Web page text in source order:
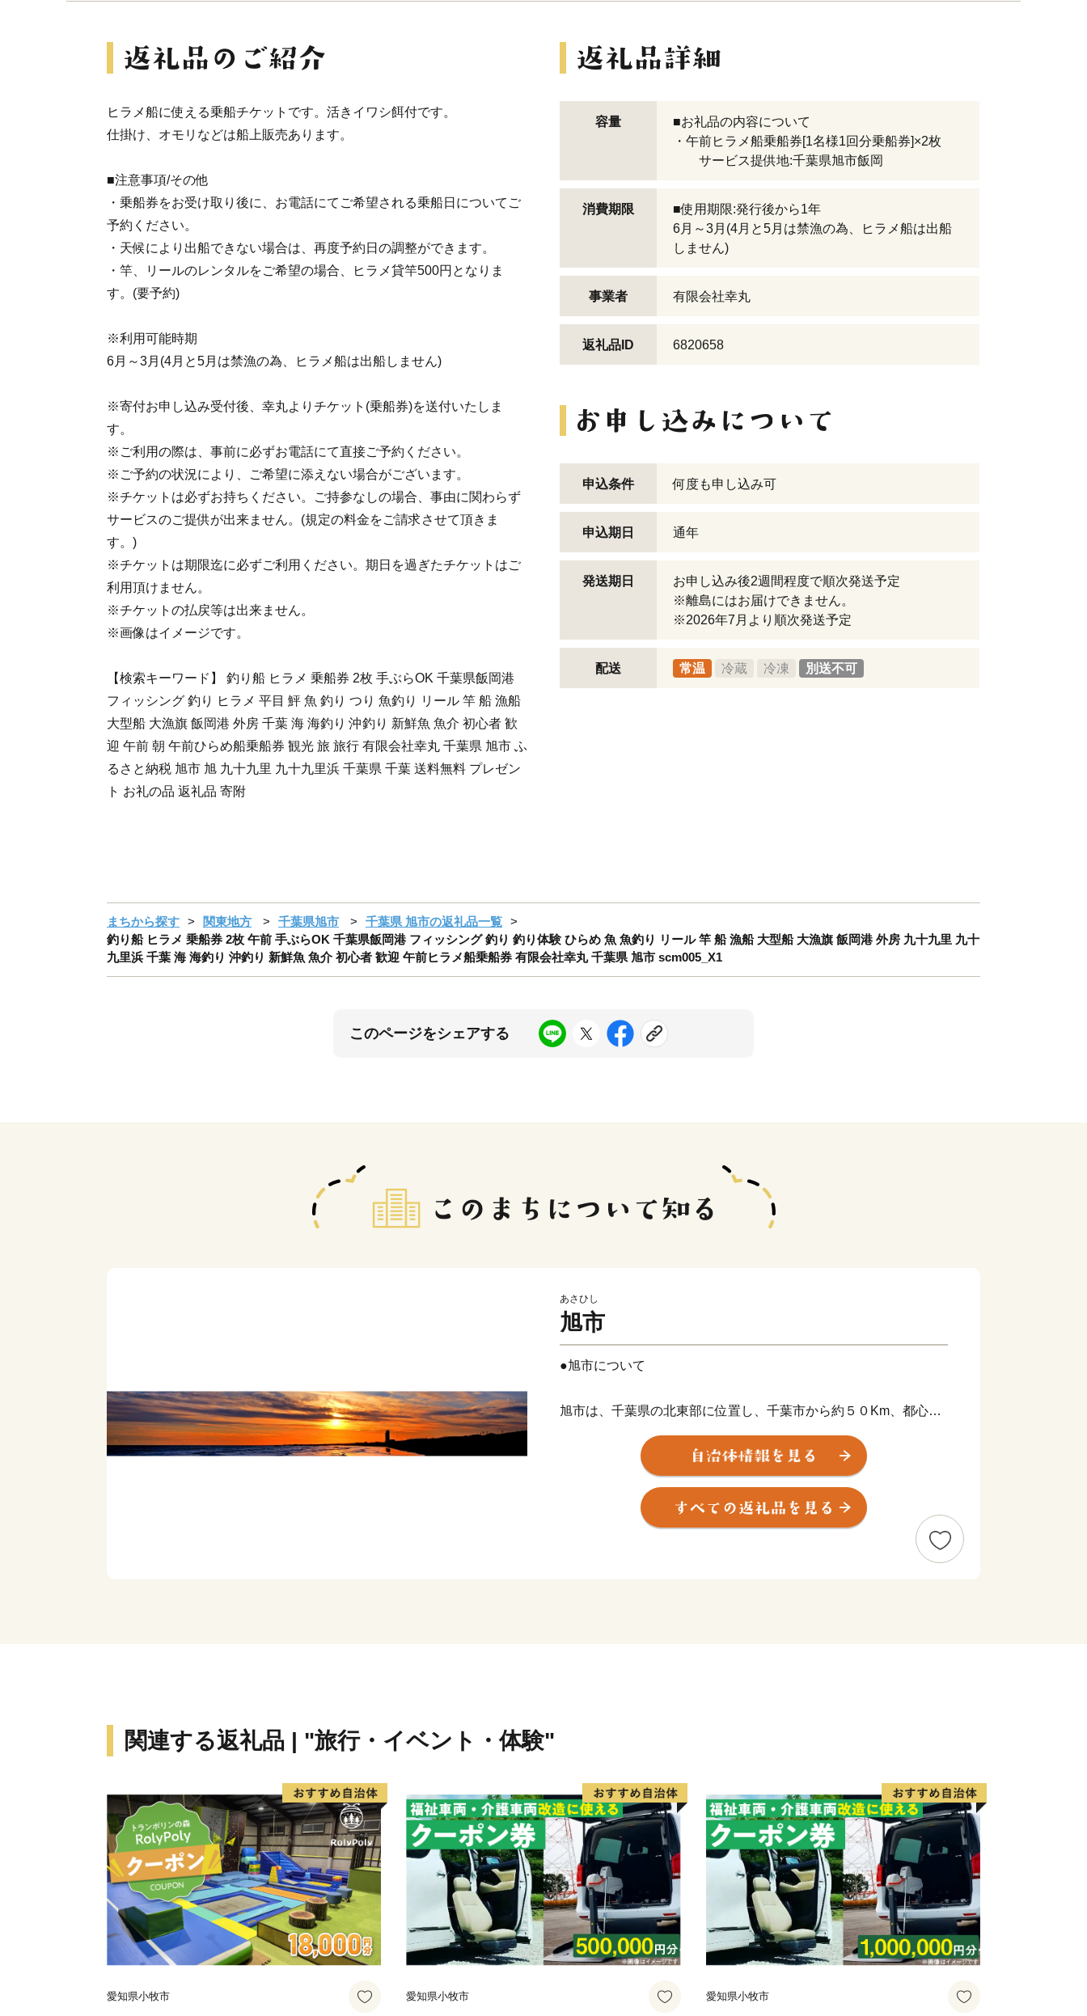
ヒラメ船に使える乗船チケットです。活きイワシ餌付です。
仕掛け、オモリなどは船上販売あります。
■注意事項/その他
・乗船券をお受け取り後に、お電話にてご希望される乗船日についてご
予約ください。
・天候により出船できない場合は、再度予約日の調整ができます。
・竿、リールのレンタルをご希望の場合、ヒラメ貸竿500円となりま
す。(要予約)
※利用可能時期
6月～3月(4月と5月は禁漁の為、ヒラメ船は出船しません)
※寄付お申し込み受付後、幸丸よりチケット(乗船券)を送付いたしま
す。
※ご利用の際は、事前に必ずお電話にて直接ご予約ください。
※ご予約の状況により、ご希望に添えない場合がございます。
※チケットは必ずお持ちください。ご持参なしの場合、事由に関わらず
サービスのご提供が出来ません。(規定の料金をご請求させて頂きま
す。)
※チケットは期限迄に必ずご利用ください。期日を過ぎたチケットはご
利用頂けません。
※チケットの払戻等は出来ません。
※画像はイメージです。
【検索キーワード】 釣り船 ヒラメ 乗船券 2枚 手ぶらOK 千葉県飯岡港
フィッシング 釣り ヒラメ 平目 鮃 魚 釣り つり 魚釣り リール 竿 船 漁船
大型船 大漁旗 飯岡港 外房 千葉 海 海釣り 沖釣り 新鮮魚 魚介 初心者 歓
迎 午前 朝 午前ひらめ船乗船券 観光 旅 旅行 有限会社幸丸 千葉県 旭市 ふ
るさと納税 旭市 旭 九十九里 九十九里浜 千葉県 千葉 送料無料 プレゼン
ト お礼の品 返礼品 寄附
容量
■お礼品の内容について
・午前ヒラメ船乗船券[1名様1回分乗船券]×2枚
サービス提供地:千葉県旭市飯岡
消費期限
■使用期限:発行後から1年
6月～3月(4月と5月は禁漁の為、ヒラメ船は出船
しません)
事業者 有限会社幸丸
返礼品ID 6820658
申込条件 何度も申し込み可
申込期日 通年
発送期日
お申し込み後2週間程度で順次発送予定
※離島にはお届けできません。
※2026年7月より順次発送予定
配送 常温 冷蔵 冷凍 別送不可
まちから探す 関東地方 千葉県旭市
千葉県 旭市の返礼品一覧
釣り船 ヒラメ 乗船券 2枚 午前 手ぶらOK 千葉県飯岡港 フィッシング 釣り 釣り体験 ひらめ 魚 魚釣り リール 竿 船 漁船 大型船 大漁旗 飯岡港 外房 九十九里 九十
九里浜 千葉 海 海釣り 沖釣り 新鮮魚 魚介 初心者 歓迎 午前ヒラメ船乗船券 有限会社幸丸 千葉県 旭市 scm005_X1
このページをシェアする
あさひし
旭市
●旭市について
旭市は、千葉県の北東部に位置し、千葉市から約５０Km、都心か
ら約８０Kmほどの場所にあります。
南部は美しい弓状の九十九里浜に面し、北部には干潟八万石といわ
れる広大な穀倉地帯となだらかな丘陵地帯の北総台地が広がってい
年間平均気温１５℃と温暖な気候は、農業はもちろん畜産にも適し
ており、農産物、畜産物ともに全国でも指折りの生産高を誇りま
旭市外にお住まいの個人の方で寄附をしていただいた方には、旭市
のＰＲも兼ねて特産品などお礼の品をお送りします。
【ご注意】
※特典商品の送付は、旭市外にお住まいの個人の方に限らせていた
だきます。
※寄附につきましては、年度内の回数制限は現在設けておりませ
※お礼の品のお届けには1～2ヶ月程度かかることがあります。
関連する返礼品 | "旅行・イベント・体験"
愛知県小牧市 愛知県小牧市 愛知県小牧市